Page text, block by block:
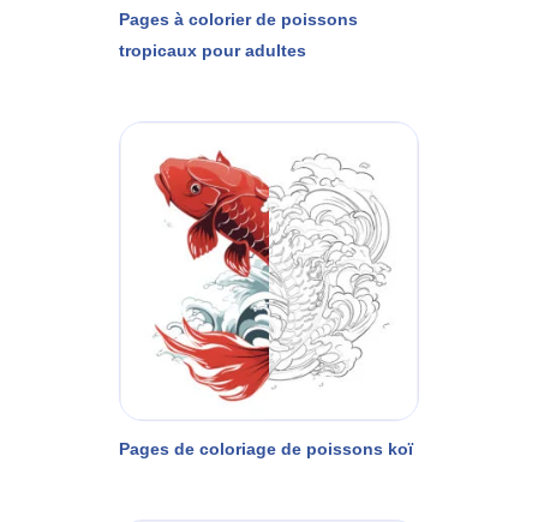
Pages à colorier de poissons
tropicaux pour adultes
Pages de coloriage de poissons koï